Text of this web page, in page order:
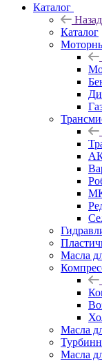
Каталог
Назад
Каталог
Масла
Масла
Масла